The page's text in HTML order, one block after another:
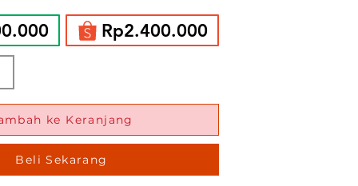
ke Keranjang
Beli Sekarang
Rp2.400.000